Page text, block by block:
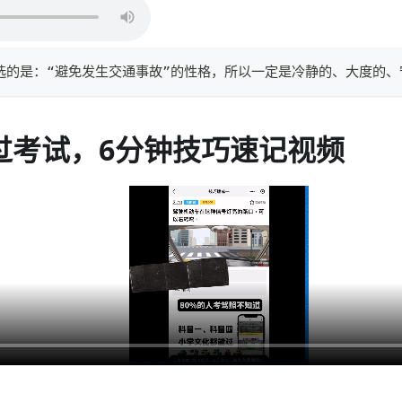
是：“避免发生交通事故”的性格，所以一定是冷静的、大度的
考试，6分钟技巧速记视频